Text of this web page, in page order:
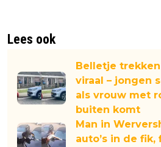
Lees ook
Belletje
viraal – jongen
als vrouw met
buiten komt
Man in
auto’s in de